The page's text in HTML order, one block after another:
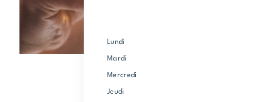
lundi
mardi
mercredi
jeudi